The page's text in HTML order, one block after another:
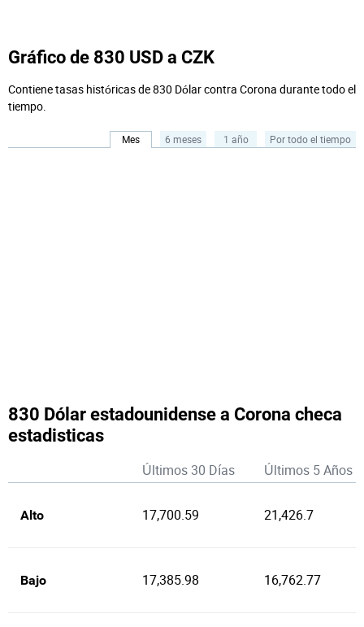
Gráfico de 830 USD a CZK
Contiene tasas históricas de 830 Dólar contra Corona durante todo el
tiempo.
Mes 6 meses 1 año Por todo el tiempo
830 Dólar estadounidense a Corona checa
estadisticas
Últimos 30 Días Últimos 5 Años
Alto 17,700.59 21,426.7
Bajo 17,385.98 16,762.77